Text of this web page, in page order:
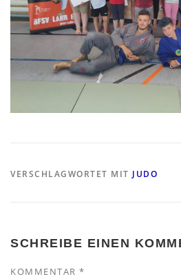
VERSCHLAGWORTET MIT JUDO
SCHREIBE EINEN
KOMMENTAR *